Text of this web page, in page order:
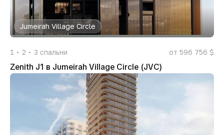
Jumeirah Village Circle
1 2 3 спальни от 596 756 $
Zenith J1 в Jumeirah Village Circle (JVC)